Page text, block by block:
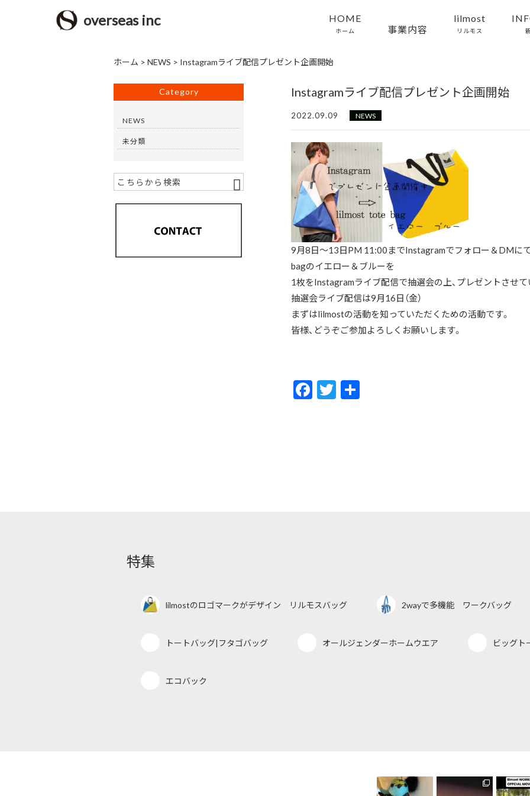
overseas inc HOME
ホーム 事業内容
lilmost
リルモス
ホーム > NEWS > Instagramライブ配信プレゼント企画開始
Instagramライブ配信プレゼント企画開始
2022.09.09 NEWS
9月8日〜13日PM 11:00までInstagramでフォロー＆DMに
bagのイエロー＆ブルーを
1枚をInstagramライブ配信で抽選会の上、プレゼントさせて
抽選会ライブ配信は9月16日（金）
まずはlilmostの活動を知っていただくための活動です。
皆様、どうぞご参加よろしくお願いします。
F
ac
T
w
Category
NEWS
未分類
特集
lilmostのロゴマークがデザイン リルモスバッグ 2wayで多機能 ワークバッグ
トートバッグ|フタゴバッグ オールジェンダーホームウエア ビッグト
エコバック